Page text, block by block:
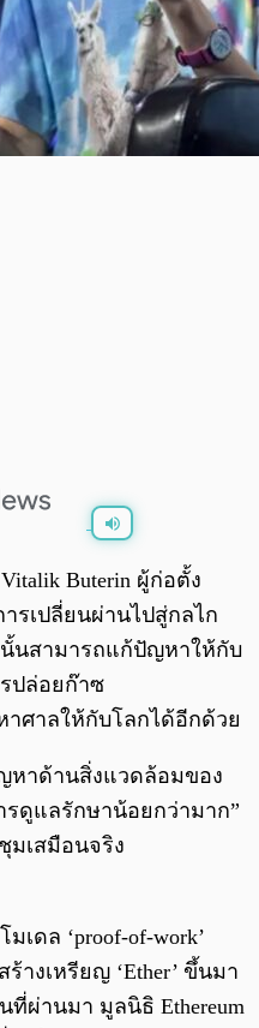
0:00 / 0:00
Buterin ผู้ก่อตั้ง
รเปลี่ยนผ่านไปสู่กลไก
นั้นสามารถแก้ปัญหาให้กับ
ปล่อยก๊าซ
ศาลให้กับโลกได้อีกด้วย
หาด้านสิ่งแวดล้อมของ
รดูแลรักษาน้อยกว่ามาก”
มเสมือนจริง
เดล ‘proof-of-work’
ร้างเหรียญ ‘Ether’ ขึ้นมา
ที่ผ่านมา มูลนิธิ Ethereum